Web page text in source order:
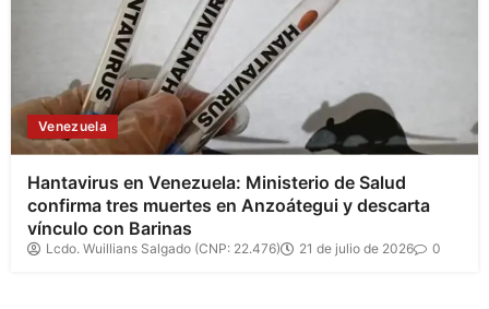
Venezuela
Hantavirus en Venezuela: Ministerio de Salud
confirma tres muertes en Anzoátegui y descarta
vínculo con Barinas
Lcdo. Wuillians Salgado (CNP: 22.476) 21 de julio de 2026 0